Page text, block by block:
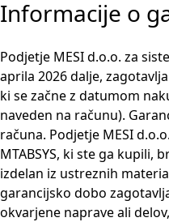
Informacije o
Podjetje MESI d.o.o. za
aprila 2026 dalje,
ki se začne z datumom
naveden na računu).
računa. Podjetje MESI
MTABSYS, ki ste ga kupili,
izdelan iz ustreznih
garancijsko dobo
okvarjene naprave ali